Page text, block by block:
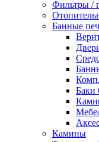
Фильтры /
Банные
Баки
Камины